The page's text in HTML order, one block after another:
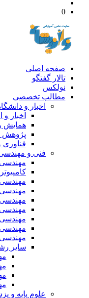
صفحه اصلی
تالار گفتگو
نولکس
مطالب تخصصی
اخبار و دانشگاه
اخبار و
همایش و
پژوهش و
فناوری و
فنی و مهندسی
مهندسی برق
کامپیوتر و
مهندسی
مهندسی
مهندسی
مهندسی
مهندسی
مهندسی
مهندسی
سایر رشته
علوم پایه و پزشکی